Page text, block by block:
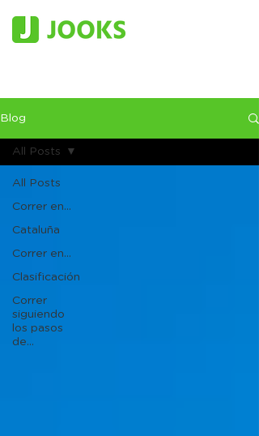
Blog
All Posts
Correr en...
Cataluña
Correr en...
Clasificación
Correr
siguiendo
los pasos
de...
All Posts